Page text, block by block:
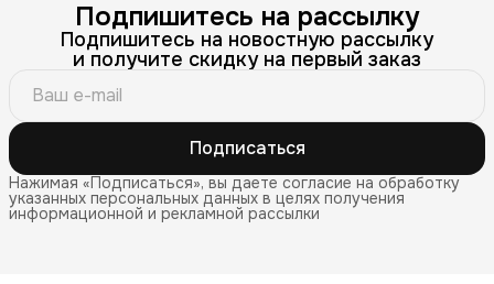
Подпишитесь на рассылку
Подпишитесь на новостную рассылку
и получите скидку на первый заказ
Подписаться
Нажимая «Подписаться», вы даете согласие на обработку
указанных персональных данных в целях получения
информационной и рекламной рассылки